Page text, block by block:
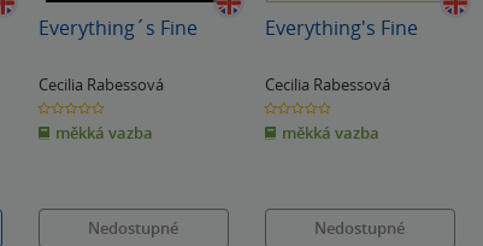
Everything´s Fine
Cecilia Rabessová
0.0
z
5
hvězdiček
měkká vazba
Nedostupné
Everything's Fine
Cecilia Rabessová
0.0
z
5
hvězdiček
měkká vazba
Nedostupné